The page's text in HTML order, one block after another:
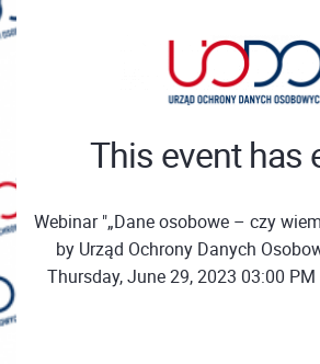
This event has
Webinar "„Dane osobowe – czy
by Urząd Ochrony Danych
Thursday, June 29, 2023 03:00